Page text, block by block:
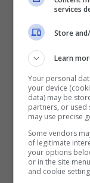
Articoli
services
Store
Learn
Your personal
your device
data) may be
partners, or used
may use precise
Some vendors
of legitimate
your options
or in the site
and cookie